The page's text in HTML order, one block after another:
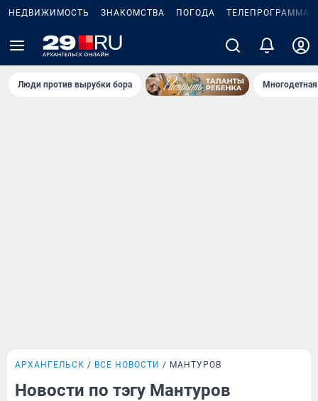
НЕДВИЖИМОСТЬ ЗНАКОМСТВА ПОГОДА ТЕЛЕПРОГРАММА
Люди против вырубки бора
АРХАНГЕЛЬСК ВСЕ НОВОСТИ МАНТУРОВ
Новости по тэгу Мантуров